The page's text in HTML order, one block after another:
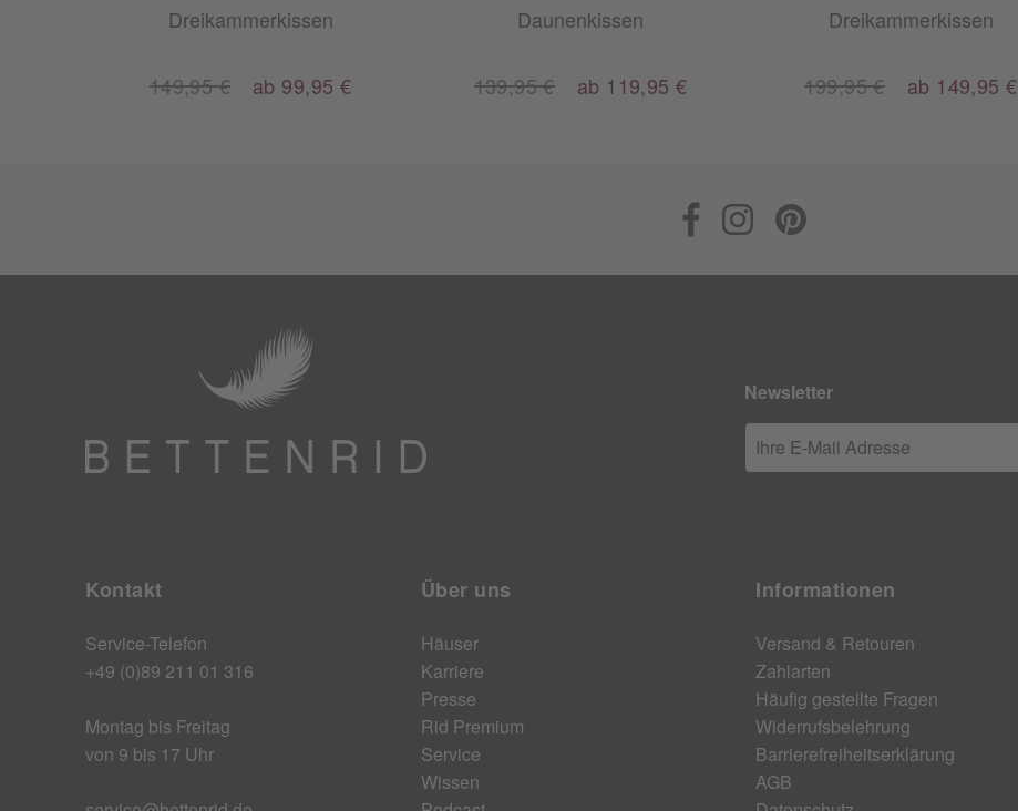
Dreikammerkissen
149,95 € ab 99,95 €
Daunenkissen
139,95 € ab 119,95 €
Dreikammerkissen
199,95 € ab 149,95 €
Newsletter
Ihre E-Mail Adresse
Kontakt
Service-Telefon
+49 (0)89 211 01 316
Montag bis Freitag
von 9 bis 17 Uhr
Über uns
Häuser
Karriere
Presse
Rid Premium
Service
Wissen
Informationen
Versand & Retouren
Zahlarten
Häufig gestellte Fragen
Widerrufsbelehrung
Barrierefreiheitserklärung
AGB